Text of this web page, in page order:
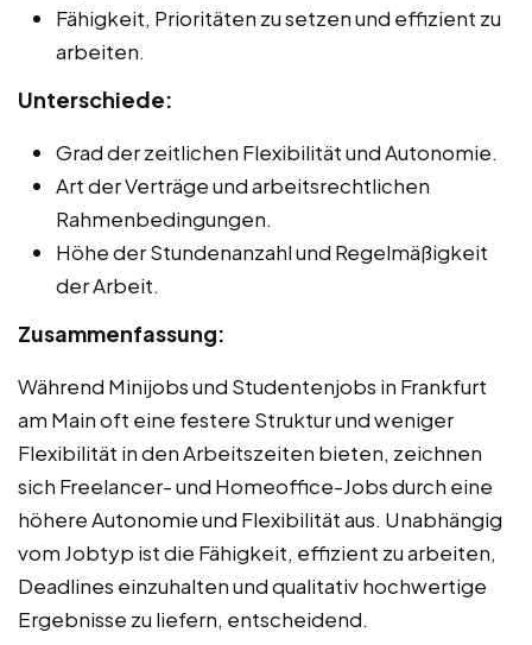
Fähigkeit, Prioritäten zu setzen und effizient zu
arbeiten.
Unterschiede:
Grad der zeitlichen Flexibilität und Autonomie.
Art der Verträge und arbeitsrechtlichen
Rahmenbedingungen.
Höhe der Stundenanzahl und Regelmäßigkeit
der Arbeit.
Zusammenfassung:
Während Minijobs und Studentenjobs in Frankfurt
am Main oft eine festere Struktur und weniger
Flexibilität in den Arbeitszeiten bieten, zeichnen
sich Freelancer- und Homeoffice-Jobs durch eine
höhere Autonomie und Flexibilität aus. Unabhängig
vom Jobtyp ist die Fähigkeit, effizient zu arbeiten,
Deadlines einzuhalten und qualitativ hochwertige
Ergebnisse zu liefern, entscheidend.